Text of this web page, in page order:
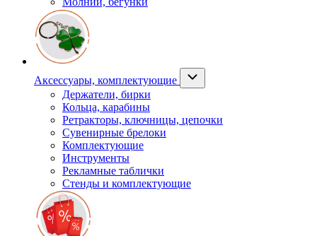
Аксессуары, комплектующие
Держатели, бирки
Кольца, карабины
Ретракторы, ключницы, цепочки
Сувенирные брелоки
Комплектующие
Инструменты
Рекламные таблички
Стенды и комплектующие